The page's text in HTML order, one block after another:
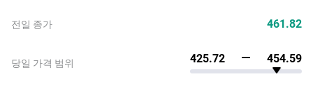
전일 종가
당일 가격 범위
461.82
425.72 454.59